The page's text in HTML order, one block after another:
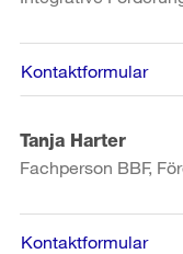
Kontaktformular
Tanja Harter
Fachperson BBF,
Kontaktformular